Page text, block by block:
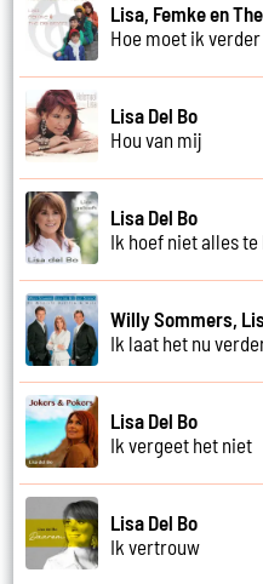
Lisa, Femke en
Hoe moet ik verder
Lisa Del Bo
Hou van mij
Lisa Del Bo
Ik hoef niet alles
Willy Sommers,
Ik laat het nu
Lisa Del Bo
Ik vergeet het niet
Lisa Del Bo
Ik vertrouw